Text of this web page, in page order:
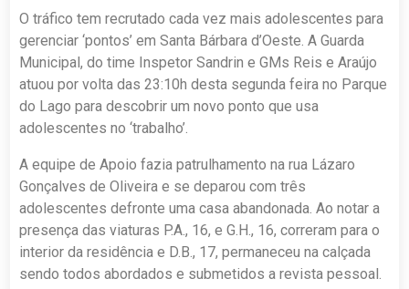
O tráfico tem recrutado cada vez mais adolescentes para
gerenciar ‘pontos’ em Santa Bárbara d’Oeste. A Guarda
Municipal, do time Inspetor Sandrin e GMs Reis e Araújo
atuou por volta das 23:10h desta segunda feira no Parque
do Lago para descobrir um novo ponto que usa
adolescentes no ‘trabalho’.
A equipe de Apoio fazia patrulhamento na rua Lázaro
Gonçalves de Oliveira e se deparou com três
adolescentes defronte uma casa abandonada. Ao notar a
presença das viaturas P.A., 16, e G.H., 16, correram para o
interior da residência e D.B., 17, permaneceu na calçada
sendo todos abordados e submetidos a revista pessoal.